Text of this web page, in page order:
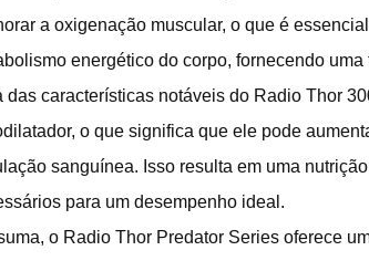
a oxigenação muscular, o que é
energético do corpo, fornecendo
das características notáveis do Radio Thor
o que significa que ele pode
sanguínea. Isso resulta em uma
para um desempenho ideal.
o Radio Thor Predator Series oferece